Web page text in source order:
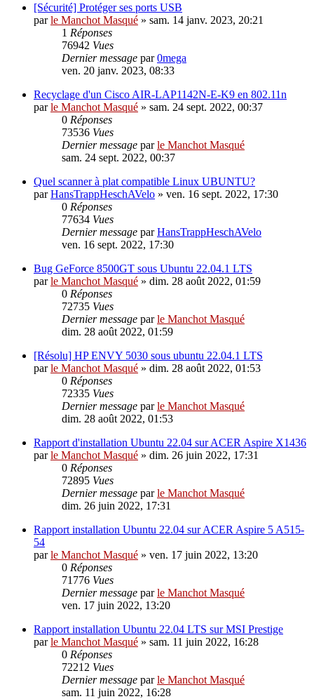
[Sécurité] Protéger ses ports USB
parle Manchot Masqué » sam. 14 janv. 2023, 20:21
1 Réponses
76942 Vues
Dernier message par0mega
ven. 20 janv. 2023, 08:33
Recyclage d'un Cisco AIR-LAP1142N-E-K9 en 802.11n
parle Manchot Masqué » sam. 24 sept. 2022, 00:37
0 Réponses
73536 Vues
Dernier message parle Manchot Masqué
sam. 24 sept. 2022, 00:37
Quel scanner à plat compatible Linux UBUNTU?
parHansTrappHeschAVelo » ven. 16 sept. 2022, 17:30
0 Réponses
77634 Vues
Dernier message parHansTrappHeschAVelo
ven. 16 sept. 2022, 17:30
Bug GeForce 8500GT sous Ubuntu 22.04.1 LTS
parle Manchot Masqué » dim. 28 août 2022, 01:59
0 Réponses
72735 Vues
Dernier message parle Manchot Masqué
dim. 28 août 2022, 01:59
[Résolu] HP ENVY 5030 sous ubuntu 22.04.1 LTS
parle Manchot Masqué » dim. 28 août 2022, 01:53
0 Réponses
72335 Vues
Dernier message parle Manchot Masqué
dim. 28 août 2022, 01:53
Rapport d'installation Ubuntu 22.04 sur ACER Aspire X1436
parle Manchot Masqué » dim. 26 juin 2022, 17:31
0 Réponses
72895 Vues
Dernier message parle Manchot Masqué
dim. 26 juin 2022, 17:31
Rapport installation Ubuntu 22.04 sur ACER Aspire 5 A515-
54
parle Manchot Masqué » ven. 17 juin 2022, 13:20
0 Réponses
71776 Vues
Dernier message parle Manchot Masqué
ven. 17 juin 2022, 13:20
Rapport installation Ubuntu 22.04 LTS sur MSI Prestige
parle Manchot Masqué » sam. 11 juin 2022, 16:28
0 Réponses
72212 Vues
Dernier message parle Manchot Masqué
sam. 11 juin 2022, 16:28